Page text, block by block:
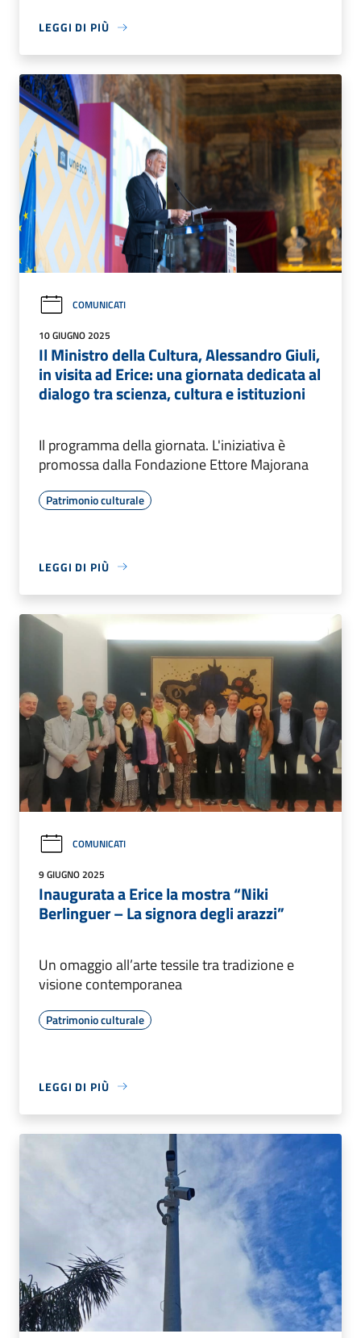
LEGGI DI PIÙ
COMUNICATI
10 GIUGNO 2025
Il Ministro della Cultura, Alessandro Giuli,
in visita ad Erice: una giornata dedicata al
dialogo tra scienza, cultura e istituzioni
Il programma della giornata. L'iniziativa è
promossa dalla Fondazione Ettore Majorana
Patrimonio culturale
LEGGI DI PIÙ
COMUNICATI
9 GIUGNO 2025
Inaugurata a Erice la mostra “Niki
Berlinguer – La signora degli arazzi”
Un omaggio all’arte tessile tra tradizione e
visione contemporanea
Patrimonio culturale
LEGGI DI PIÙ